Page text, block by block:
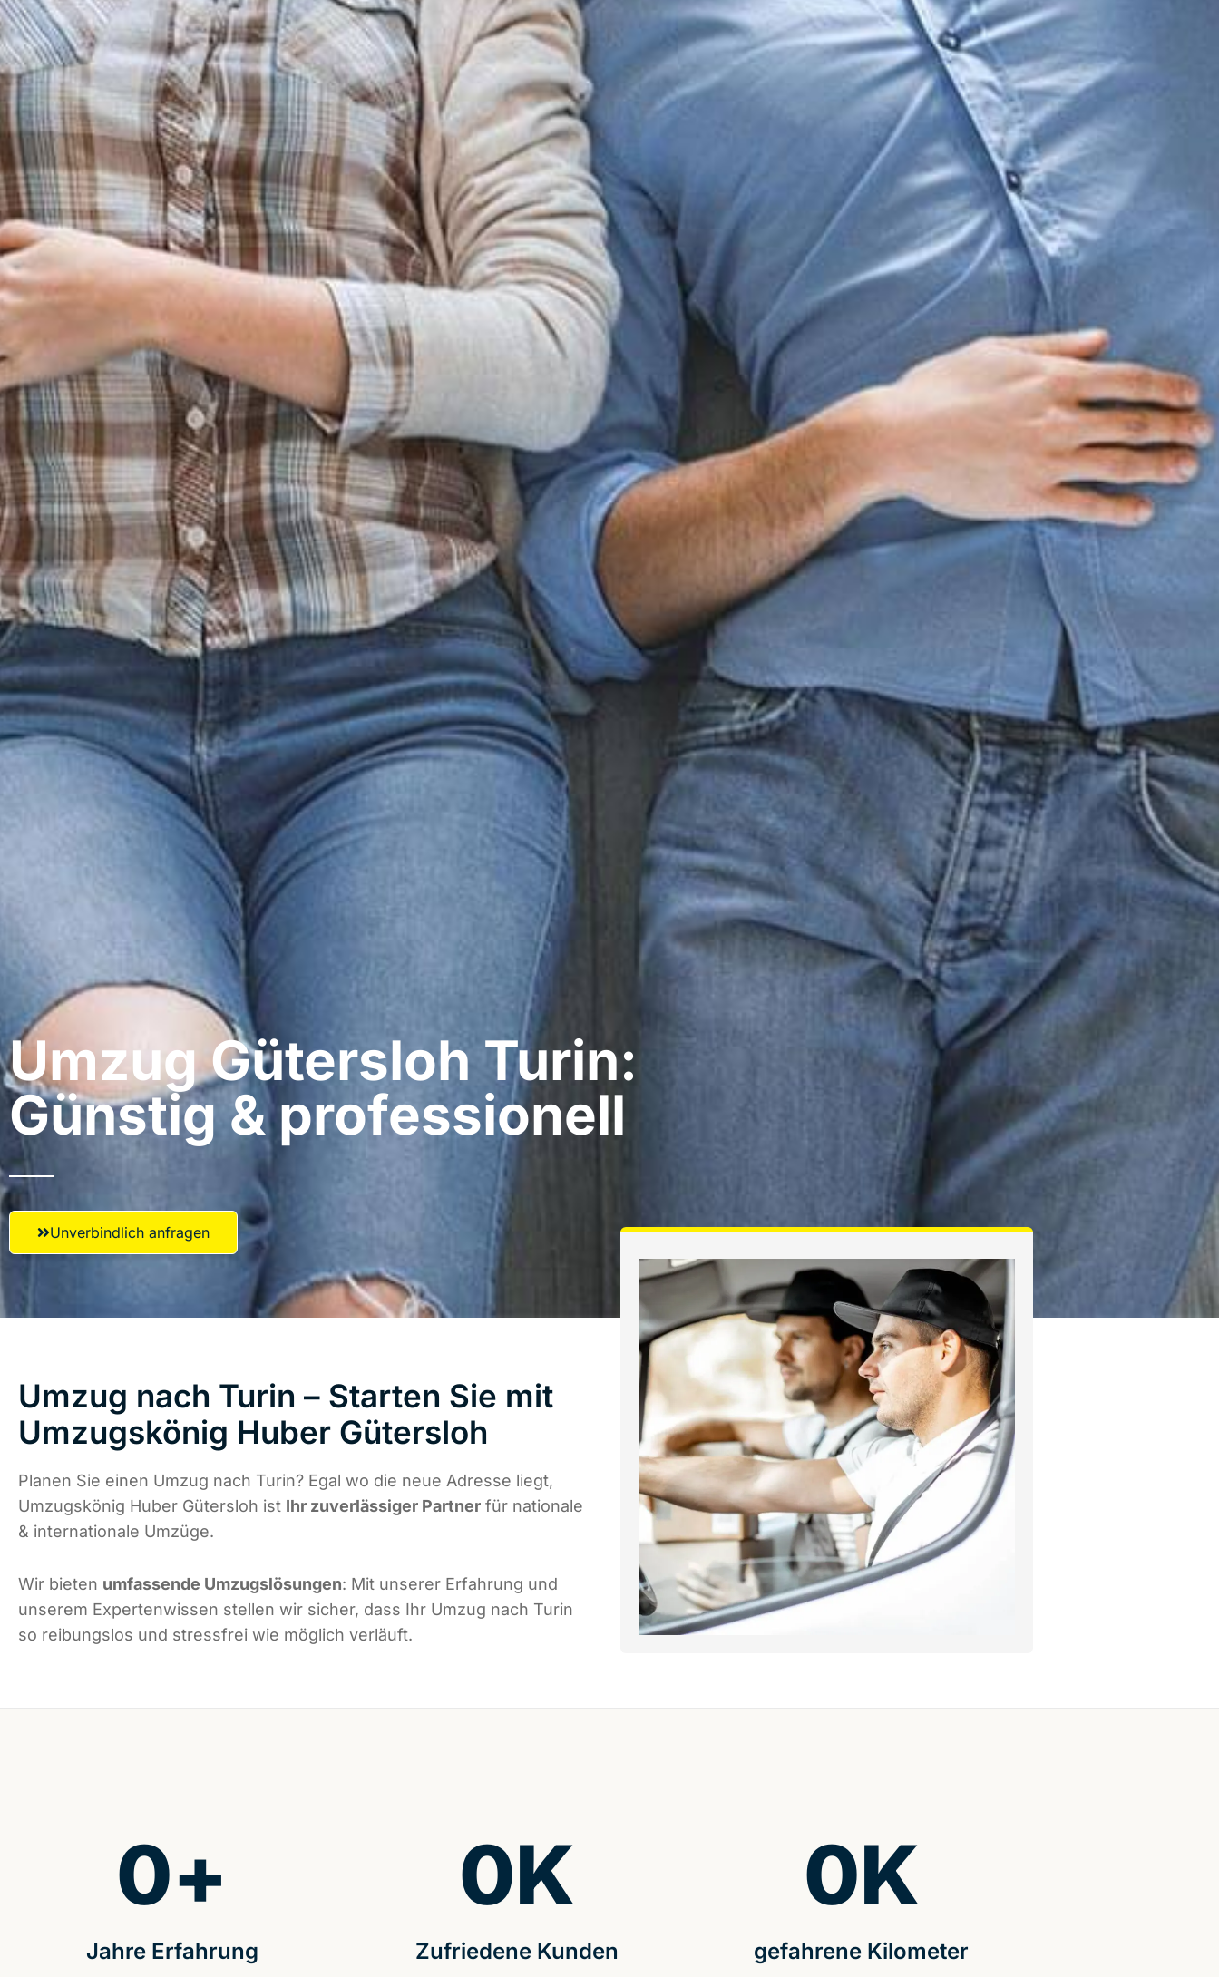
Umzug Gütersloh​ Turin:
Günstig & professionell​
Unverbindlich anfragen
Umzug nach Turin – Starten Sie mit
Umzugskönig Huber Gütersloh
Planen Sie einen Umzug nach Turin? Egal wo die neue Adresse liegt,
Umzugskönig Huber Gütersloh ist Ihr zuverlässiger Partner für nationale
& internationale Umzüge.
Wir bieten umfassende Umzugslösungen: Mit unserer Erfahrung und
unserem Expertenwissen stellen wir sicher, dass Ihr Umzug nach Turin
so reibungslos und stressfrei wie möglich verläuft.
Jahre Erfahrung
0+
Zufriedene Kunden
0K
gefahrene Kilometer
0K